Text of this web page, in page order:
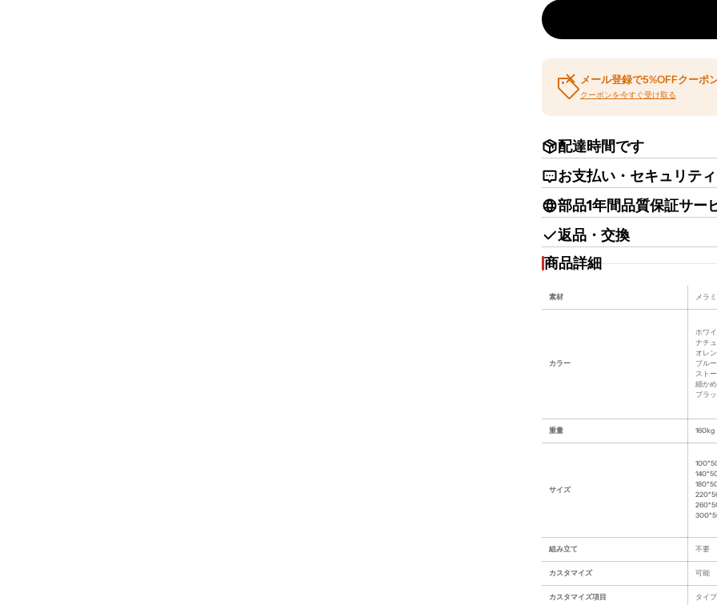
メール登録で5%OFFクーポ
クーポンを今すぐ受け取る
配達時間です
お支払い・セキュリティ
部品1年間品質保証サー
返品・交換
商品詳細
素材 メラ
カラー
ホワ
ナチ
オレ
ブル
スト
細か
ブラ
重量 160kg
サイズ
組み立て 不要
カスタマイズ 可能
カスタマイズ項目 タイ